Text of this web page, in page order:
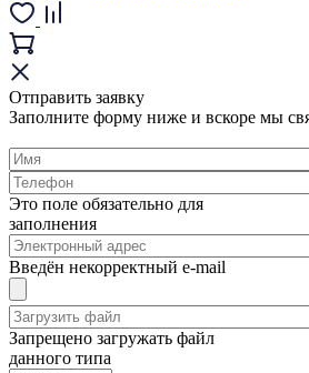
Отправить заявку
Заполните форму ниже и вскоре мы
Это поле обязательно для
заполнения
Введён некорректный e-mail
Запрещено загружать файл
данного типа